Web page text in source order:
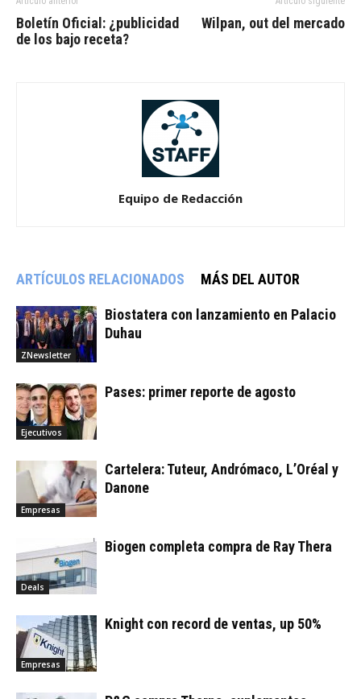
Boletín Oficial: ¿publicidad
de los bajo receta?
Wilpan, out del mercado
Equipo de Redacción
ARTÍCULOS RELACIONADOS MÁS DEL AUTOR
ZNewsletter
Biostatera con lanzamiento en Palacio
Duhau
Ejecutivos
Pases: primer reporte de agosto
Empresas
Cartelera: Tuteur, Andrómaco, L’Oréal y
Danone
Deals
Biogen completa compra de Ray Thera
Empresas
Knight con record de ventas, up 50%